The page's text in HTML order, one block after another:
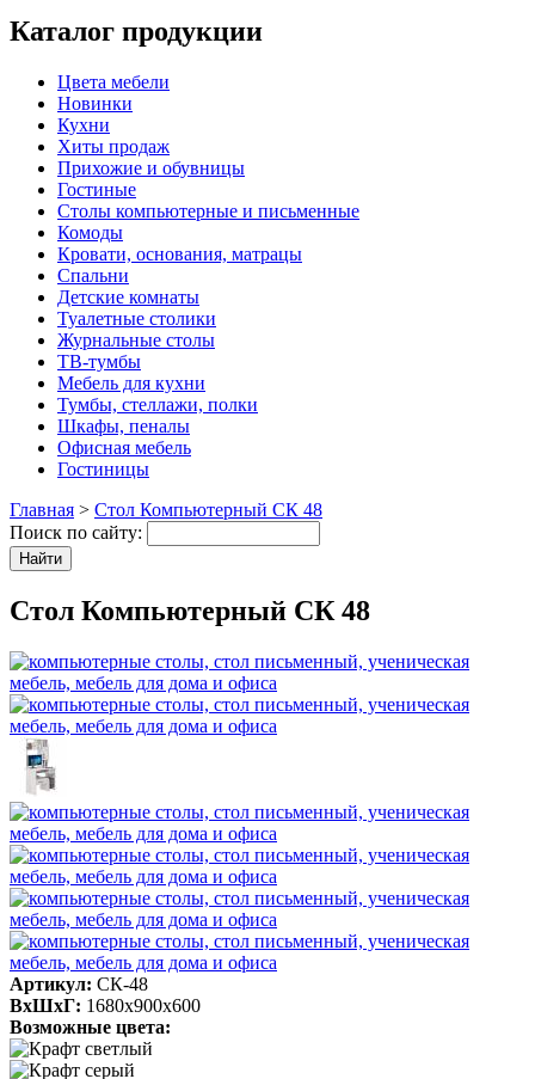
Каталог продукции
Цвета мебели
Новинки
Кухни
Хиты продаж
Прихожие и обувницы
Гостиные
Столы компьютерные и письменные
Комоды
Кровати, основания, матрацы
Спальни
Детские комнаты
Туалетные столики
Журнальные столы
ТВ-тумбы
Мебель для кухни
Тумбы, стеллажи, полки
Шкафы, пеналы
Офисная мебель
Гостиницы
Главная > Стол Компьютерный СК 48
Поиск по сайту:
Стол Компьютерный СК 48
Артикул: СК-48
ВхШхГ: 1680х900х600
Возможные цвета: